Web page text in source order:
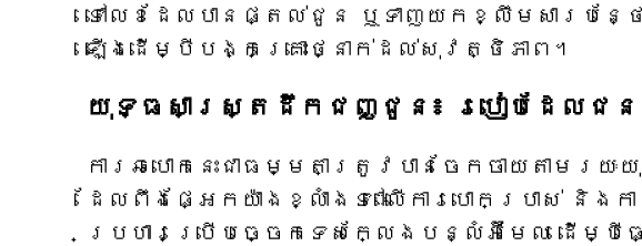
ទៅលេខដែលបានផ្តល់ជូន ឬទាញយកខ្លឹមសារបន្ថ
ឡើងដើម្បីបង្កគ្រោះថ្នាក់ដល់សុវត្ថិភាព។
យុទ្ធសាស្ត្រដឹកជញ្ជូន៖ របៀបដែលជន
ការឆបោកនេះជាធម្មតាត្រូវបានចែកចាយតាមរ
ដែលពឹងផ្អែកយ៉ាងខ្លាំងទៅលើការបោកប្រាស់
ប្រហារប្រើបច្ចេកទេសក្លែងបន្លំអ៊ីមែល ដើម្បី